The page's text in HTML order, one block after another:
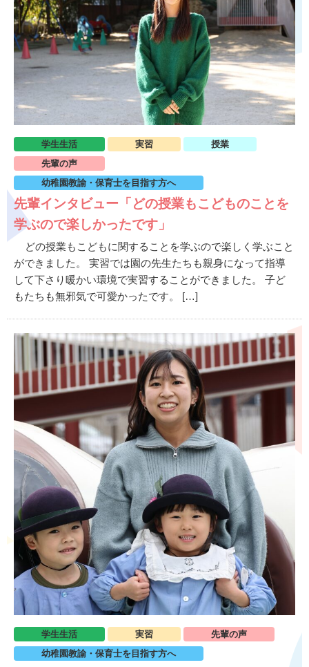
学生生活 実習
授業
先輩の声
幼稚園教諭・保育士を目指す方へ
先輩インタビュー「どの授業もこどものことを
学ぶので楽しかったです」
どの授業もこどもに関することを学ぶので楽しく学ぶこと
ができました。 実習では園の先生たちも親身になって指導
して下さり暖かい環境で実習することができました。 子ど
もたちも無邪気で可愛かったです。 […]
学生生活 実習
先輩の声
幼稚園教諭・保育士を目指す方へ